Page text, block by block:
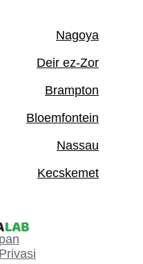
Nagoya
Deir ez-Zor
Brampton
Bloemfontein
Nassau
Kecskemet